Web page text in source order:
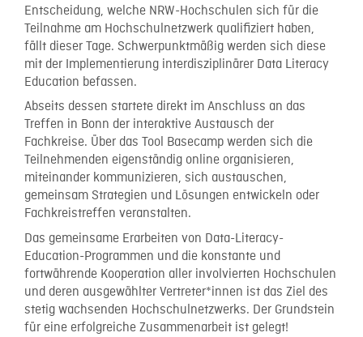
Entscheidung, welche NRW-Hochschulen sich für die
Teilnahme am Hochschulnetzwerk qualifiziert haben,
fällt dieser Tage. Schwerpunktmäßig werden sich diese
mit der Implementierung interdisziplinärer Data Literacy
Education befassen.
Abseits dessen startete direkt im Anschluss an das
Treffen in Bonn der interaktive Austausch der
Fachkreise. Über das Tool Basecamp werden sich die
Teilnehmenden eigenständig online organisieren,
miteinander kommunizieren, sich austauschen,
gemeinsam Strategien und Lösungen entwickeln oder
Fachkreistreffen veranstalten.
Das gemeinsame Erarbeiten von Data-Literacy-
Education-Programmen und die konstante und
fortwährende Kooperation aller involvierten Hochschulen
und deren ausgewählter Vertreter*innen ist das Ziel des
stetig wachsenden Hochschulnetzwerks. Der Grundstein
für eine erfolgreiche Zusammenarbeit ist gelegt!